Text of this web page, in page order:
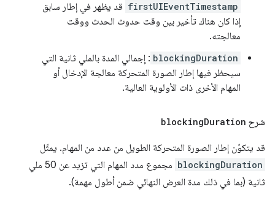
firstUIEventTimestamp قد يظهر في إطار سابق
إذا كان هناك تأخير بين وقت حدوث الحدث ووقت
معالجته.
blockingDuration : إجمالي المدة بالملي ثانية التي
سيحظر فيها إطار الصورة المتحركة معالجة الإدخال أو
المهام الأخرى ذات الأولوية العالية.
شرح blockingDuration
قد يتكوّن إطار الصورة المتحركة الطويل من عدد من المهام. يمثّل
blockingDuration
مجموع مدد المهام التي تزيد عن 50 ملي
ثانية (بما في ذلك مدة العرض النهائي ضمن أطول مهمة).